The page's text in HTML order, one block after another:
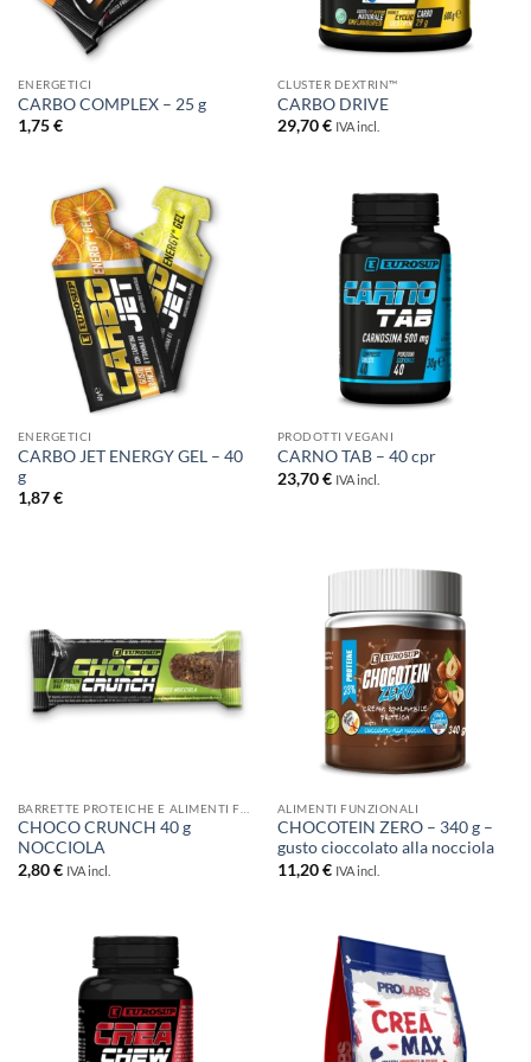
ENERGETICI
CARBO COMPLEX – 25 g
1,75€
CLUSTER DEXTRIN™
CARBO DRIVE
29,70€ IVA incl.
ENERGETICI
CARBO JET ENERGY GEL – 40
g
1,87€
PRODOTTI VEGANI
CARNO TAB – 40 cpr
23,70€ IVA incl.
CHOCO CRUNCH 40 g
NOCCIOLA
2,80€ IVA incl.
ALIMENTI FUNZIONALI
CHOCOTEIN ZERO – 340 g –
gusto cioccolato alla nocciola
11,20€ IVA incl.